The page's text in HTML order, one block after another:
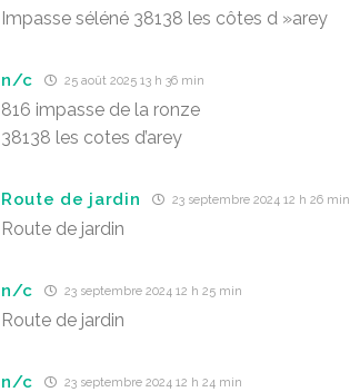
Impasse séléné 38138 les côtes d »arey
n/c 25 août 2025 13 h 36 min
816 impasse de la ronze
38138 les cotes d’arey
Route de jardin 23 septembre 2024 12 h 26 min
Route de jardin
n/c 23 septembre 2024 12 h 25 min
Route de jardin
n/c 23 septembre 2024 12 h 24 min